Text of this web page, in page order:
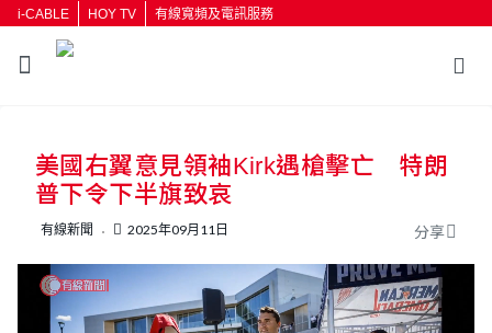
i-CABLE HOY TV 有線寬頻及電訊服務
按輸入鍵開始搜尋
美國右翼意見領袖Kirk遇槍擊亡 特朗
普下令下半旗致哀
有線新聞 2025年09月11日 分享